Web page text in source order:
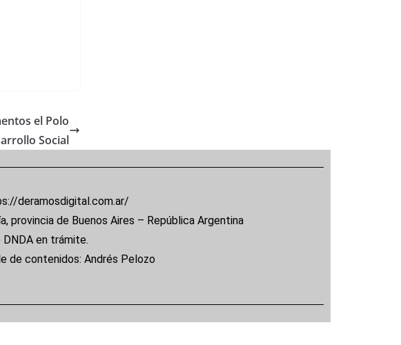
el Polo
Social
deramosdigital.com.ar/
provincia de Buenos Aires – República Argentina
en trámite.
de contenidos: Andrés Pelozo